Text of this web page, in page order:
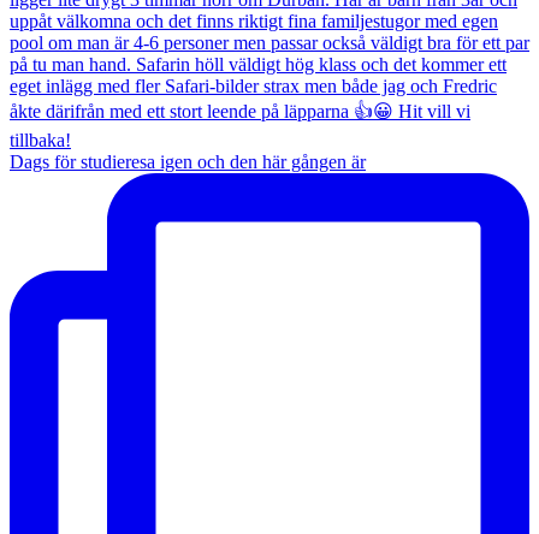
Dags för studieresa igen och den här gången är